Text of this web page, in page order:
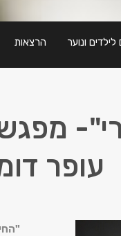
ונוער הרצאות
עופר